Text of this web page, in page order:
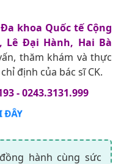
khoa Quốc tế Cộng
Lê Đại Hành, Hai Bà
thăm khám và thực
định của bác sĩ CK.
- 0243.3131.999
ĐÂY
hành cùng sức